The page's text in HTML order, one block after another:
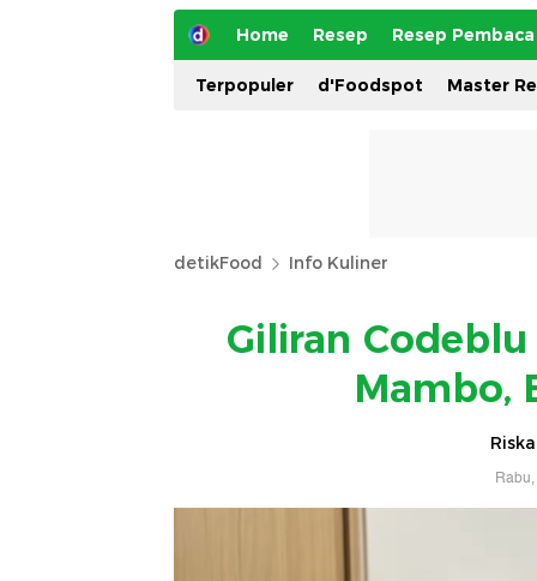
Home Resep Resep Pembaca
Terpopuler d'Foodspot Master
detikFood Info Kuliner
Giliran
Mambo,